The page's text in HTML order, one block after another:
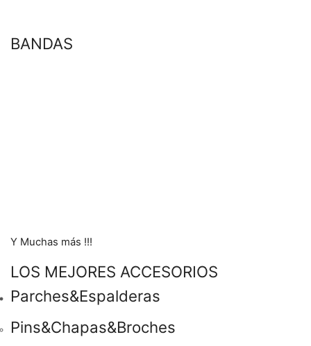
BANDAS
Y Muchas más !!!
LOS MEJORES ACCESORIOS
Parches&Espalderas
Pins&Chapas&Broches